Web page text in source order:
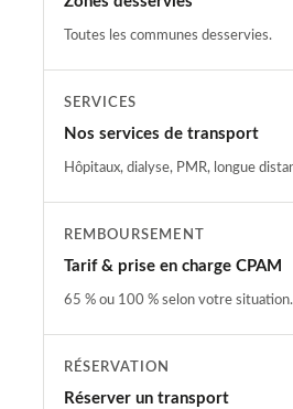
Toutes les communes desservies.
SERVICES
Nos services de transport
Hôpitaux, dialyse, PMR, longue
REMBOURSEMENT
Tarif & prise en charge CPAM
65 % ou 100 % selon votre situation.
RÉSERVATION
Réserver un transport